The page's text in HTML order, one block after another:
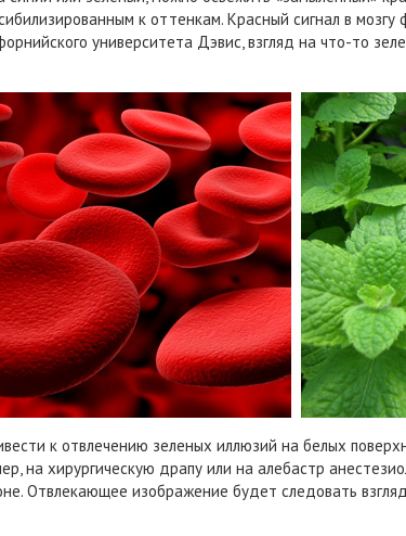
к оттенкам. Красный сигнал в
университета Дэвис, взгляд на что-то
к отвлечению зеленых иллюзий на белых
на хирургическую драпу или на алебастр
Отвлекающее изображение будет следовать